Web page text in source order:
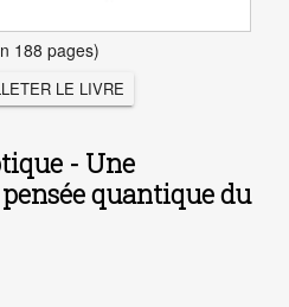
188 pages)
LE LIVRE
- Une
quantique du